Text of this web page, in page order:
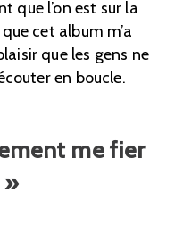
que l’on est sur la
cet album m’a
que les gens ne
en boucle.
me fier